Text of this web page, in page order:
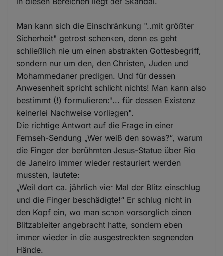
Man kann sich die Einschränkung "..mit größter
Sicherheit" getrost schenken, denn es geht
schließlich nie um einen abstrakten Gottesbegriff,
sondern nur um den, den Christen, Juden und
Mohammedaner predigen. Und für dessen
Anwesenheit spricht schlicht nichts! Man kann also
bestimmt (!) formulieren:"... für dessen Existenz
keinerlei Nachweise vorliegen".
Die richtige Antwort auf die Frage in einer
Fernseh-Sendung „Wer weiß den sowas?“, warum
die Finger der berühmten Jesus-Statue über Rio
de Janeiro immer wieder restauriert werden
mussten, lautete:
„Weil dort ca. jährlich vier Mal der Blitz einschlug
und die Finger beschädigte!“ Er schlug nicht in
den Kopf ein, wo man schon vorsorglich einen
Blitzableiter angebracht hatte, sondern eben
immer wieder in die ausgestreckten segnenden
Hände.